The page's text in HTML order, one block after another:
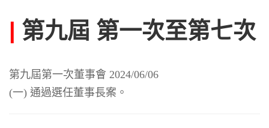
| 第九屆 第一次至第七次
第九屆第一次董事會 2024/06/06
(一) 通過選任董事長案。